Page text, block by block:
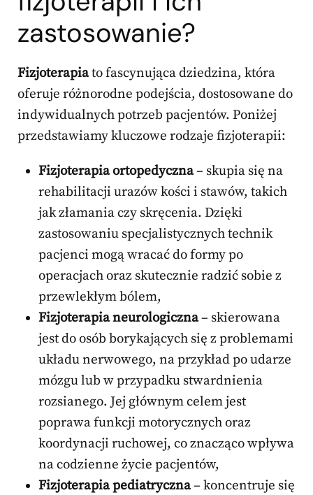
zastosowanie?
Fizjoterapiato fascynująca dziedzina, która
oferuje różnorodne podejścia, dostosowane do
indywidualnych potrzeb pacjentów. Poniżej
przedstawiamy kluczowe rodzaje fizjoterapii:
Fizjoterapia ortopedyczna– skupia się na
rehabilitacji urazów kości i stawów, takich
jak złamania czy skręcenia. Dzięki
zastosowaniu specjalistycznych technik
pacjenci mogą wracać do formy po
operacjach oraz skutecznie radzić sobie z
przewlekłym bólem,
Fizjoterapia neurologiczna– skierowana
jest do osób borykających się z problemami
układu nerwowego, na przykład po udarze
mózgu lub w przypadku stwardnienia
rozsianego. Jej głównym celem jest
poprawa funkcji motorycznych oraz
koordynacji ruchowej, co znacząco wpływa
na codzienne życie pacjentów,
Fizjoterapia pediatryczna– koncentruje się